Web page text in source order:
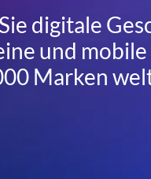
digitale
und
Marken